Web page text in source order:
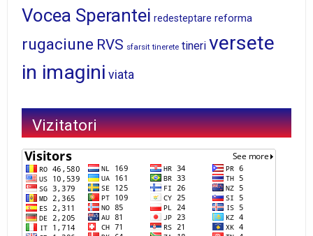
Vocea Sperantei redesteptare reforma
rugaciune RVS sfarsit tinerete tineri versete
in imagini viata
Vizitatori